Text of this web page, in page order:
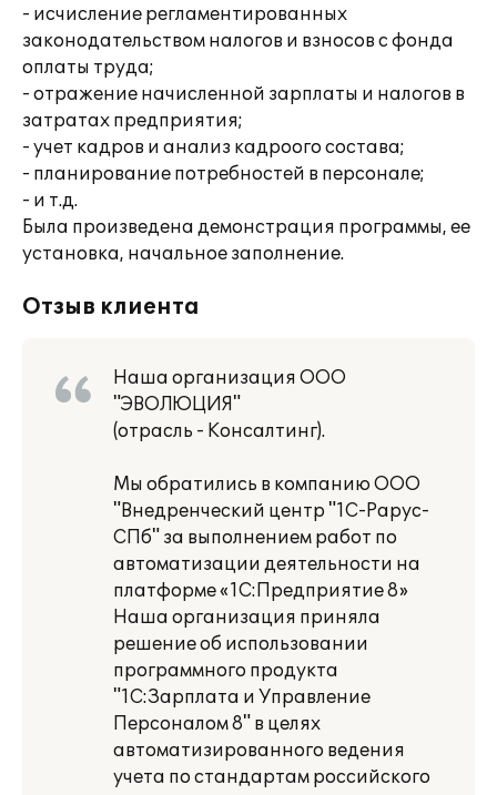
- исчисление регламентированных
законодательством налогов и взносов с фонда
оплаты труда;
- отражение начисленной зарплаты и налогов в
затратах предприятия;
- учет кадров и анализ кадроого состава;
- планирование потребностей в персонале;
- и т.д.
Была произведена демонстрация программы, ее
установка, начальное заполнение.
Отзыв клиента
Наша организация ООО
"ЭВОЛЮЦИЯ"
(отрасль - Консалтинг).
Мы обратились в компанию ООО
"Внедренческий центр "1С-Рарус-
СПб" за выполнением работ по
автоматизации деятельности на
платформе «1С:Предприятие 8»
Наша организация приняла
решение об использовании
программного продукта
"1С:Зарплата и Управление
Персоналом 8" в целях
автоматизированного ведения
учета по стандартам российского